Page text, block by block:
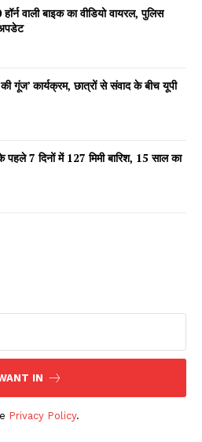
वाली बाइक का वीडियो वायरल, पुलिस
की गूंज’ कार्यक्रम, छात्रों से संवाद के बीच यूपी
7 दिनों में 127 मिमी बारिश, 15 साल का
IN
Privacy Policy.